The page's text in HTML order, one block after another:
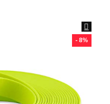
- 8%